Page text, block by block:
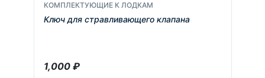
КОМПЛЕКТУЮЩИЕ К ЛОДКАМ
Ключ для стравливающего клапана
1,000₽